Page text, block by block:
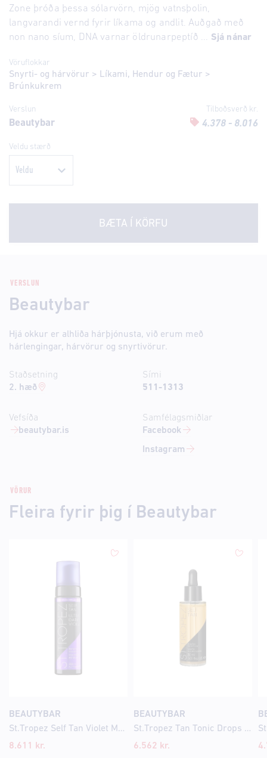
Zone þróða þessa sólarvörn, mjög vatnsþolin,
langvarandi vernd fyrir líkama og andlit. Auðgað með
non nano síum, DNA varnar öldrunarpeptíð ... Sjá nánar
Vöruflokkar
Snyrti- og hárvörur > Líkami, Hendur og Fætur >
Brúnkukrem
Verslun Tilboðsverð kr.
Beautybar 4.378 - 8.016
Veldu stærð
BÆTA Í KÖRFU
VERSLUN
Beautybar
Hjá okkur er alhliða hárþjónusta, við erum með
hárlengingar, hárvörur og snyrtivörur.
Staðsetning
2. hæð
Vefsíða
beautybar.is
Sími
511-1313
Samfélagsmiðlar
Facebook
Instagram
VÖRUR
Fleira fyrir þig í Beautybar
BEAUTYBAR
St.Tropez Self Tan Violet Mousse 200ml
8.611
kr.
BEAUTYBAR
St.Tropez Tan Tonic Drops 30ml
6.562 kr.